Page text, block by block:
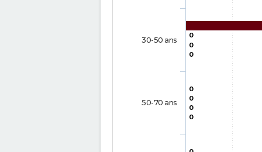
0
0
0
0
0
0
0
30-50 ans
50-70 ans